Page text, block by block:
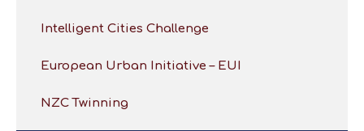
Intelligent Cities Challenge
European Urban Initiative – EUI
NZC Twinning